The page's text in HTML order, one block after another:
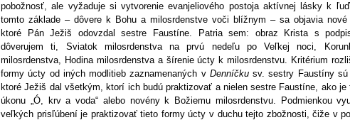
pobožnosť, ale vyžaduje si vytvorenie evanjeliového postoja aktívnej lásky k
tomto základe – dôvere k Bohu a milosrdenstve voči blížnym – sa objavia nové
ktoré Pán Ježiš odovzdal sestre Faustíne. Patria sem: obraz Krista s
dôverujem ti, Sviatok milosrdenstva na prvú nedeľu po Veľkej noci,
milosrdenstva, Hodina milosrdenstva a šírenie úcty k milosrdenstvu. Kritérium
formy úcty od iných modlitieb zaznamenaných v Denníčkusv. sestry Faustíny sú
ktoré Ježiš dal všetkým, ktorí ich budú praktizovať a nielen sestre Faustíne, ako je
úkonu „Ó, krv a voda“ alebo novény k Božiemu milosrdenstvu. Podmienkou
veľkých prisľúbení je praktizovať tieto formy úcty v duchu tejto zbožnosti, čiže v